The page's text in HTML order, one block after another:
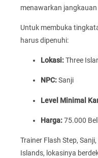
menawarkan
Untuk membuka
harus dipenuhi:
Lokasi:Three
NPC:Sanji
Level Minimal
Harga:75.000
Trainer Flash Step,
Islands, lokasinya